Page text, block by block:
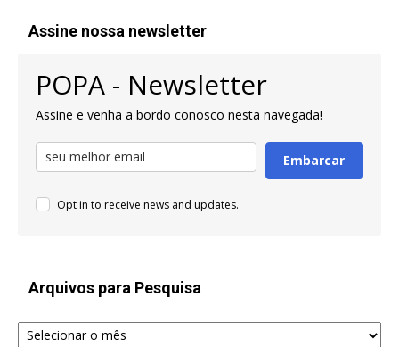
Assine nossa newsletter
POPA - Newsletter
Assine e venha a bordo conosco nesta navegada!
Embarcar
Opt in to receive news and updates.
Arquivos para Pesquisa
Arquivos
para